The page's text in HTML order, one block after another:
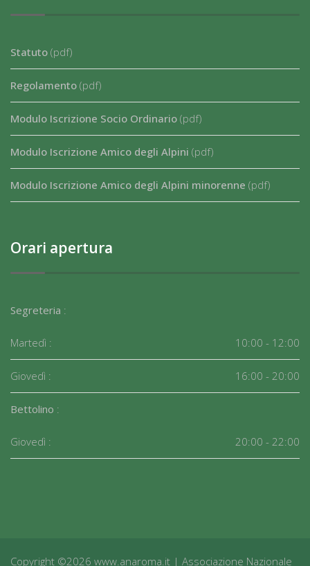
Statuto (pdf)
Regolamento (pdf)
Modulo Iscrizione Socio Ordinario (pdf)
Modulo Iscrizione Amico degli Alpini (pdf)
Modulo Iscrizione Amico degli Alpini minorenne (pdf)
Orari apertura
Segreteria :
Martedì : 10:00 - 12:00
Giovedì : 16:00 - 20:00
Bettolino :
Giovedì : 20:00 - 22:00
Copyright ©2026 www.anaroma.it | Associazione Nazionale